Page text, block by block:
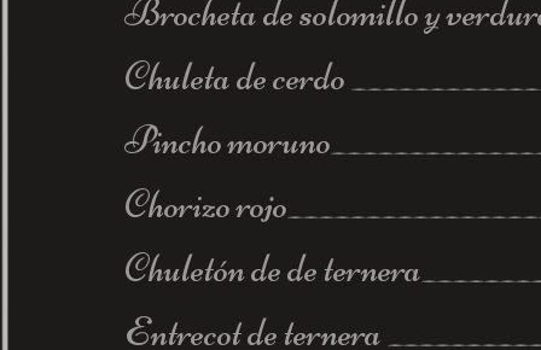
Brocheta de solomillo y
Chuleta de cerdo ___
Pincho
Chorizo rojo_
Chuletón de de ternera
Entrecot de ternera